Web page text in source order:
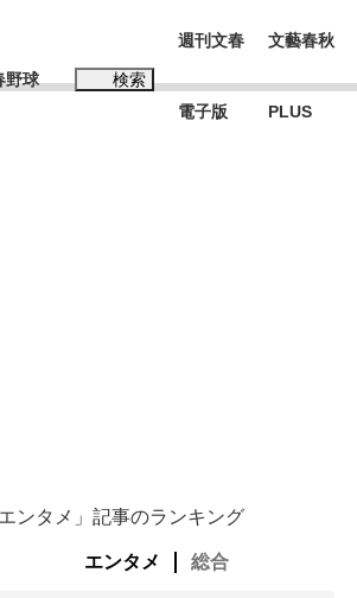
実 選手が明かす...
野球 検索
週刊文春
電子版
文藝春秋
PLUS
エンタメ」記事のランキング
エンタメ 総合